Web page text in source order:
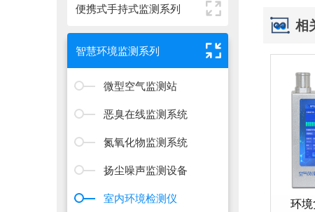
便携式手持式监测系列
智慧环境监测系列
微型空气监测站
恶臭在线监测系统
氮氧化物监测系统
扬尘噪声监测设备
室内环境检测仪
相
环